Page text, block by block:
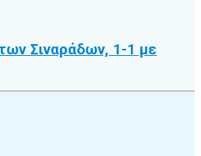
Σιναράδων, 1-1 με